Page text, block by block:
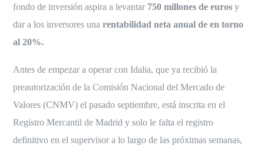
fondo de inversión aspira a levantar 750 millones de euros y
dar a los inversores unarentabilidad neta anual de en torno
al 20%.
Antes de empezar a operar con Idalia, que ya recibió la
preautorización de la Comisión Nacional del Mercado de
Valores (CNMV) el pasado septiembre, está inscrita en el
Registro Mercantil de Madrid y solo le falta el registro
definitivo en el supervisor a lo largo de las próximas semanas,